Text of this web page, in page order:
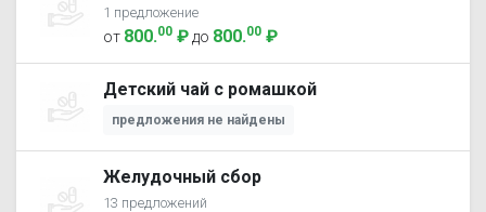
1 предложение
от 800.00 ₽ до 800.00 ₽
Детский чай с ромашкой
предложения не найдены
Желудочный сбор
13 предложений